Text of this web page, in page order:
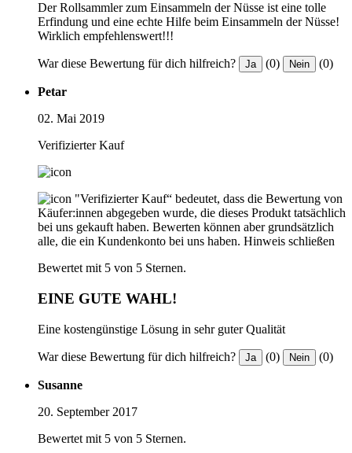
Der Rollsammler zum Einsammeln der Nüsse ist eine tolle
Erfindung und eine echte Hilfe beim Einsammeln der Nüsse!
Wirklich empfehlenswert!!!
War diese Bewertung für dich hilfreich? Ja (0) Nein (0)
Petar
02. Mai 2019
Verifizierter Kauf
"Verifizierter Kauf“ bedeutet, dass die Bewertung von
Käufer:innen abgegeben wurde, die dieses Produkt tatsächlich
bei uns gekauft haben. Bewerten können aber grundsätzlich
alle, die ein Kundenkonto bei uns haben. Hinweis schließen
Bewertet mit 5 von 5 Sternen.
EINE GUTE WAHL!
Eine kostengünstige Lösung in sehr guter Qualität
War diese Bewertung für dich hilfreich? Ja (0) Nein (0)
Susanne
20. September 2017
Bewertet mit 5 von 5 Sternen.